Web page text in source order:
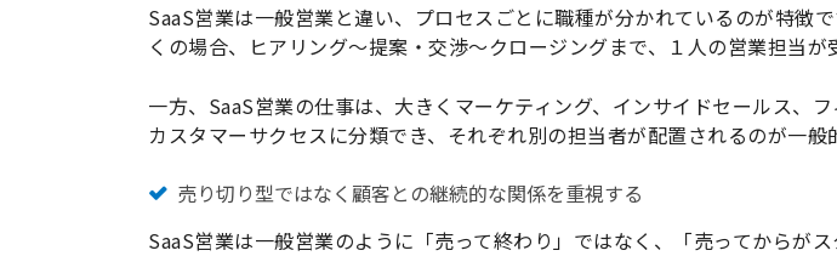
SaaS営業は一般営業と違い、プロセスごとに職種が分かれているのが特徴
くの場合、ヒアリング〜提案・交渉～クロージングまで、１人の営業担当が
一方、SaaS営業の仕事は、大きくマーケティング、インサイドセールス、フ
カスタマーサクセスに分類でき、それぞれ別の担当者が配置されるのが一般
売り切り型ではなく顧客との継続的な関係を重視する
SaaS営業は一般営業のように「売って終わり」ではなく、「売ってからがス